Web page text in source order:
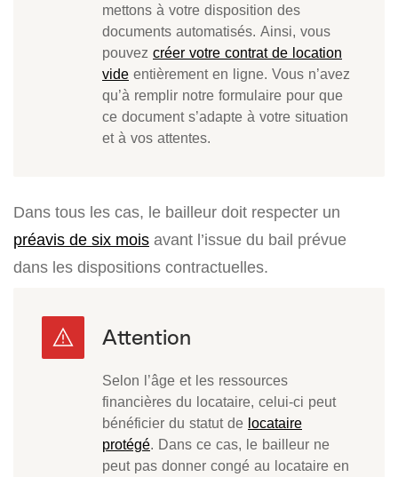
mettons à votre disposition des
documents automatisés. Ainsi, vous
pouvez créer votre contrat de location
vide entièrement en ligne. Vous n’avez
qu’à remplir notre formulaire pour que
ce document s’adapte à votre situation
et à vos attentes.
Dans tous les cas, le bailleur doit respecter un
préavis de six mois avant l’issue du bail prévue
dans les dispositions contractuelles.
Selon l’âge et les ressources
financières du locataire, celui-ci peut
bénéficier du statut de locataire
protégé. Dans ce cas, le bailleur ne
peut pas donner congé au locataire en